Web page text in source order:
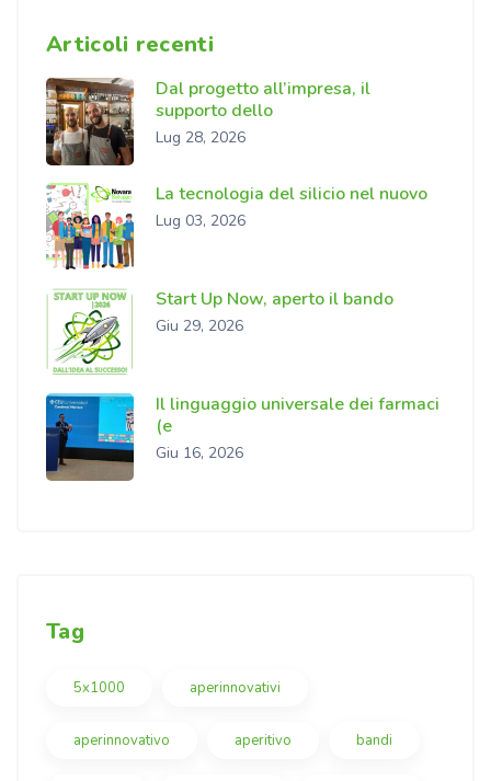
Articoli recenti
Dal progetto all’impresa, il
supporto dello
Lug 28, 2026
La tecnologia del silicio nel nuovo
Lug 03, 2026
Start Up Now, aperto il bando
Giu 29, 2026
Il linguaggio universale dei farmaci
(e
Giu 16, 2026
Tag
5x1000 aperinnovativi
aperinnovativo aperitivo bandi